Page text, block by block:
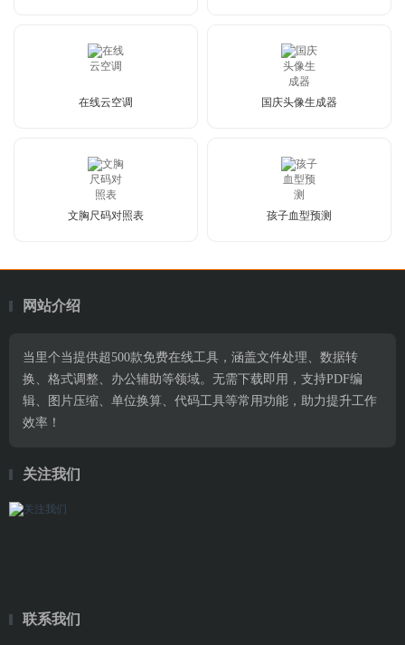
在线云空调 国庆头像生成器
文胸尺码对照表 孩子血型预测
网站介绍
当里个当提供超500款免费在线工具，涵盖文件处理、数据转
换、格式调整、办公辅助等领域。无需下载即用，支持PDF编
辑、图片压缩、单位换算、代码工具等常用功能，助力提升工作
效率！
关注我们
联系我们